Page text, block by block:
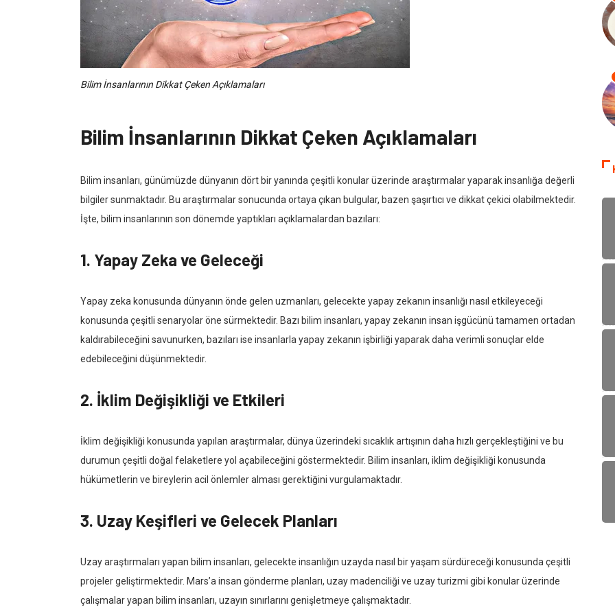
Bilim İnsanlarının Dikkat Çeken Açıklamaları
Bilim İnsanlarının Dikkat Çeken Açıklamaları
Bilim insanları, günümüzde dünyanın dört bir yanında çeşitli konular üzerinde araştırmalar yaparak insanlığa değerli
bilgiler sunmaktadır. Bu araştırmalar sonucunda ortaya çıkan bulgular, bazen şaşırtıcı ve dikkat çekici olabilmektedir.
İşte, bilim insanlarının son dönemde yaptıkları açıklamalardan bazıları:
1. Yapay Zeka ve Geleceği
Yapay zeka konusunda dünyanın önde gelen uzmanları, gelecekte yapay zekanın insanlığı nasıl etkileyeceği
konusunda çeşitli senaryolar öne sürmektedir. Bazı bilim insanları, yapay zekanın insan işgücünü tamamen ortadan
kaldırabileceğini savunurken, bazıları ise insanlarla yapay zekanın işbirliği yaparak daha verimli sonuçlar elde
edebileceğini düşünmektedir.
2. İklim Değişikliği ve Etkileri
İklim değişikliği konusunda yapılan araştırmalar, dünya üzerindeki sıcaklık artışının daha hızlı gerçekleştiğini ve bu
durumun çeşitli doğal felaketlere yol açabileceğini göstermektedir. Bilim insanları, iklim değişikliği konusunda
hükümetlerin ve bireylerin acil önlemler alması gerektiğini vurgulamaktadır.
3. Uzay Keşifleri ve Gelecek Planları
Uzay araştırmaları yapan bilim insanları, gelecekte insanlığın uzayda nasıl bir yaşam sürdüreceği konusunda çeşitli
projeler geliştirmektedir. Mars’a insan gönderme planları, uzay madenciliği ve uzay turizmi gibi konular üzerinde
çalışmalar yapan bilim insanları, uzayın sınırlarını genişletmeye çalışmaktadır.